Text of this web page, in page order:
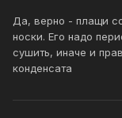
Да, верно - плащи
носки. Его надо
сушить, иначе и
конденсата